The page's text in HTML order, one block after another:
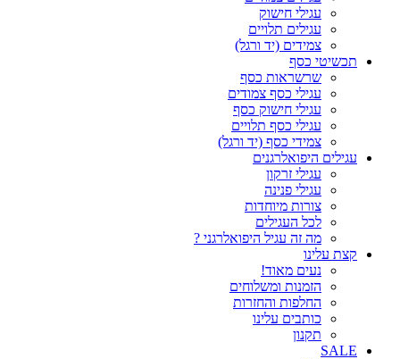
עגילי חישוק
עגילים תלויים
צמידים (יד ורגל)
תכשיטי כסף
שרשראות כסף
עגילי כסף צמודים
עגילי חישוק כסף
עגילי כסף תלויים
צמידי כסף (יד ורגל)
עגילים היפואלרגנים
עגילי זרקון
עגילי פנינה
צורות מיוחדות
לכל העגילים
מה זה עגיל היפואלרגני ?
קצת עלינו
נעים מאוד!
הזמנות ומשלוחים
החלפות והחזרות
כותבים עלינו
תקנון
SALE